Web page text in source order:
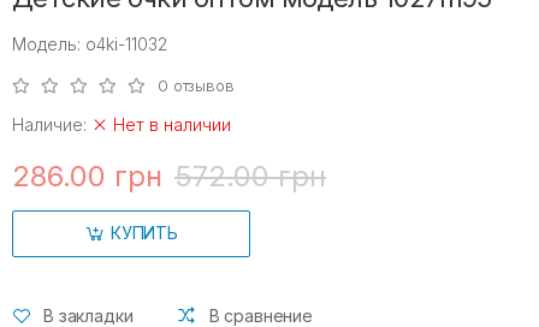
Модель: o4ki-11032
0 отзывов
Наличие: Нет в наличии
286.00 грн 572.00 грн
КУПИТЬ
В закладки В сравнение